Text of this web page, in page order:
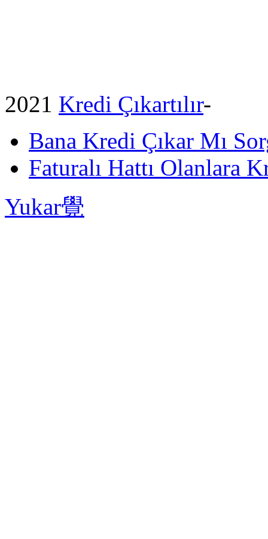
2021 Kredi Çıkartılır-
Bana Kredi Çıkar Mı
Faturalı Hattı Olanlara
Yukar覺